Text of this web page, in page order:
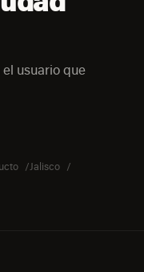
usuario que
Jalisco